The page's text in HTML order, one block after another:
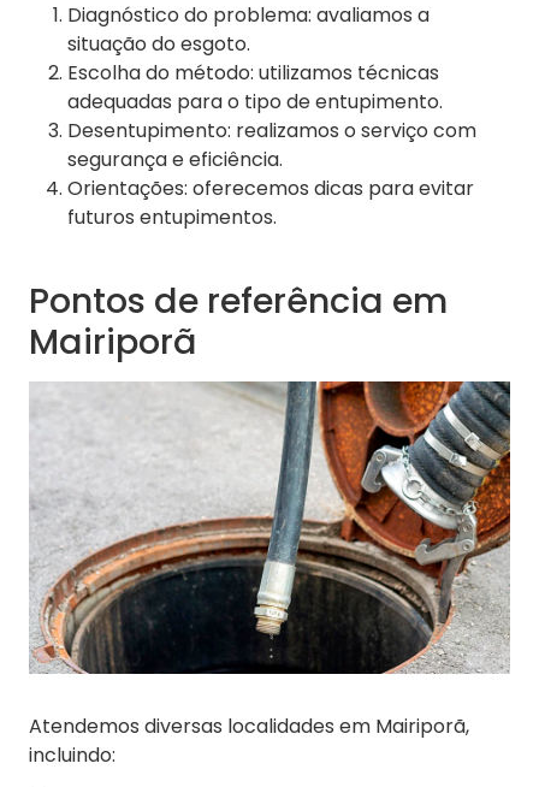
Diagnóstico do problema: avaliamos a
situação do esgoto.
Escolha do método: utilizamos técnicas
adequadas para o tipo de entupimento.
Desentupimento: realizamos o serviço com
segurança e eficiência.
Orientações: oferecemos dicas para evitar
futuros entupimentos.
Pontos de referência em
Mairiporã
Atendemos diversas localidades em Mairiporã,
incluindo: